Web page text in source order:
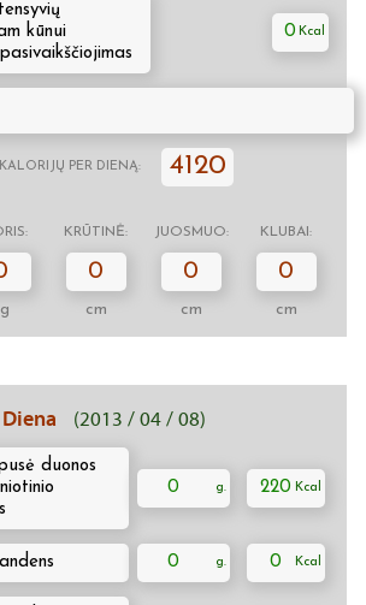
kūnui
0
PER DIENĄ: 4120
KRŪTINĖ: JUOSMUO: KLUBAI:
0
cm
0
cm
0
cm
(2013 / 04 / 08)
duonos
0 220
0 0